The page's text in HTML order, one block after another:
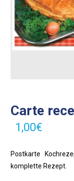
Carte
1,00€
Postkarte
komplette Rezept.